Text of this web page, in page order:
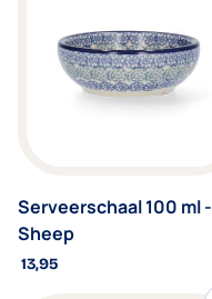
Serveerschaal 100 ml -
Sheep
13,95